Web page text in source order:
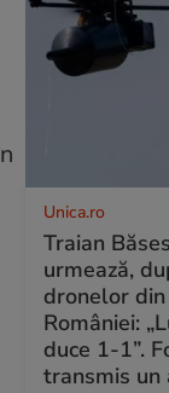
Unica.ro
Traian
urmează,
dronelor
României:
duce 1-1”.
transmis un